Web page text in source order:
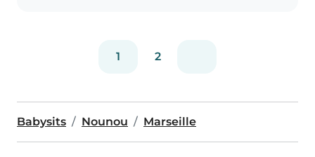
1 2
Babysits Nounou Marseille